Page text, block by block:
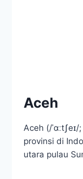
Aceh
Aceh (/
provinsi di
utara pulau